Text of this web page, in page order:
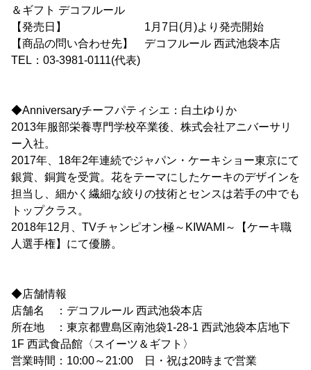
＆ギフト デコフルール
【発売日】 1月7日(月)より発売開始
【商品の問い合わせ先】 デコフルール 西武池袋本店
TEL：03-3981-0111(代表)
◆Anniversaryチーフパティシエ：白土ゆりか
2013年服部栄養専門学校卒業後、株式会社アニバーサリ
ー入社。
2017年、18年2年連続でジャパン・ケーキショー東京にて
銀賞、銅賞を受賞。花をテーマにしたケーキのデザインを
担当し、細かく繊細な絞りの技術とセンスは若手の中でも
トップクラス。
2018年12月、TVチャンピオン極～KIWAMI～【ケーキ職
人選手権】にて優勝。
◆店舗情報
店舗名 ：デコフルール 西武池袋本店
所在地 ：東京都豊島区南池袋1-28-1 西武池袋本店地下
1F 西武食品館〈スイーツ＆ギフト〉
営業時間：10:00～21:00 日・祝は20時まで営業